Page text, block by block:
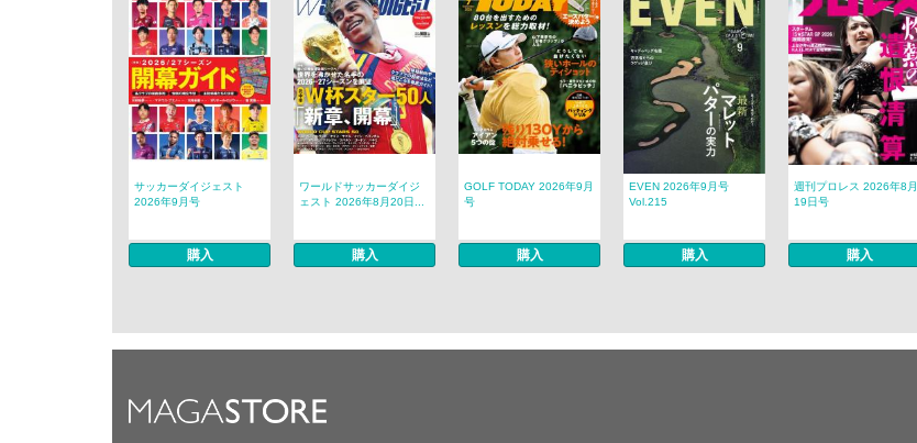
サッカーダイジェスト
2026年9月号
購入
ワールドサッカーダイジ
ェスト 2026年8月20日...
購入
GOLF TODAY 2026年9月
号
購入
EVEN 2026年9月号
Vol.215
購入
週刊プロレス 2026年8月
19日号
購入